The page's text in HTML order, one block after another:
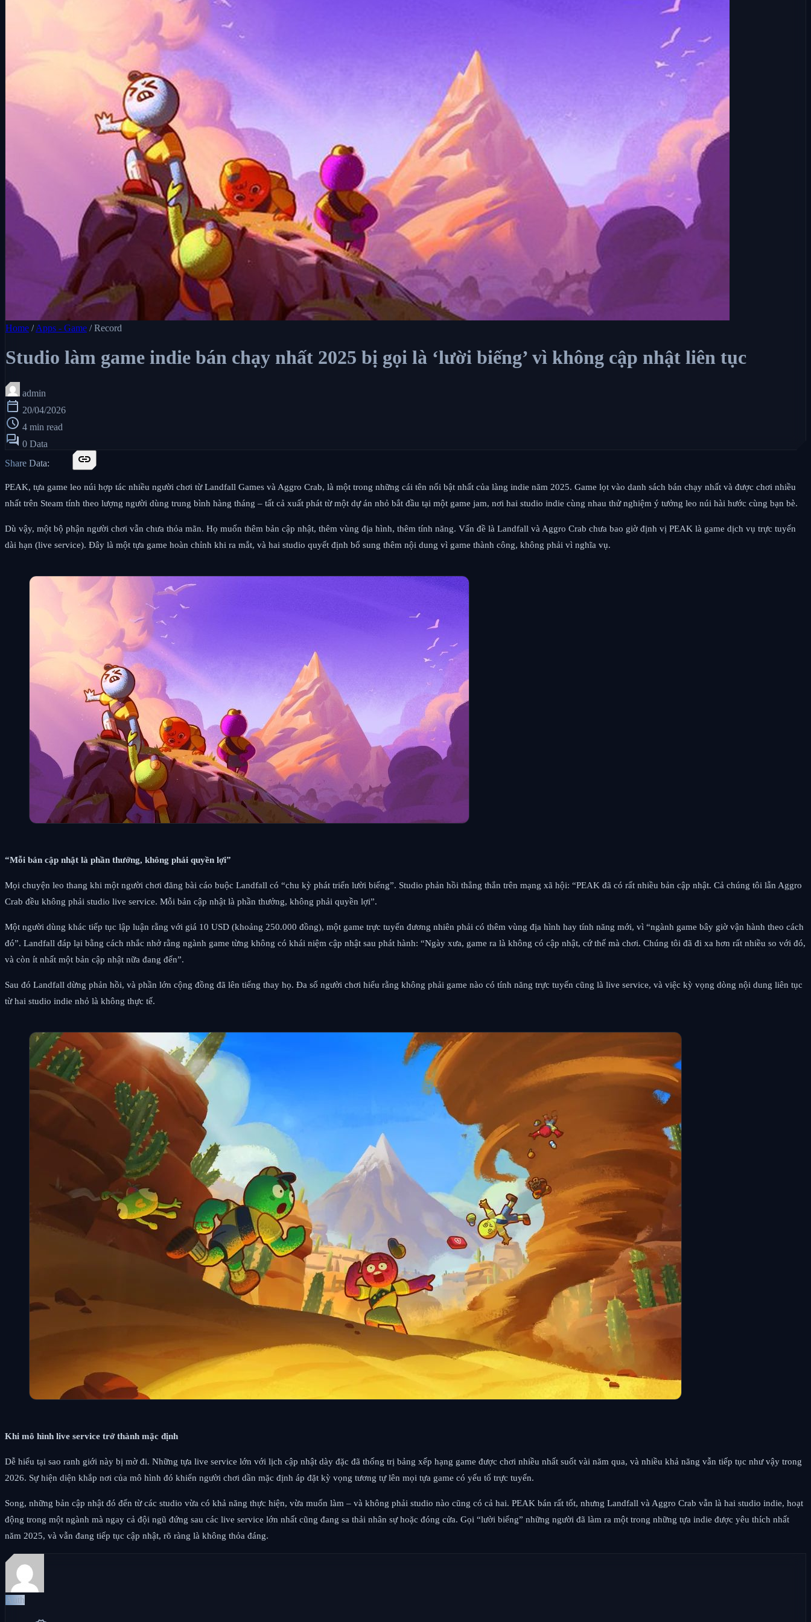
Home / Apps - Game / Record
Studio làm game indie bán chạy nhất 2025 bị gọi là ‘lười biếng’ vì không cập nhật liên tục
admin
calendar_today 20/04/2026
schedule 4 min read
forum 0 Data
Share Data:
link
PEAK, tựa game leo núi hợp tác nhiều người chơi từ Landfall Games và Aggro Crab, là một trong những cái tên nổi bật nhất của làng indie năm 2025. Game lọt vào danh sách bán chạy nhất và được chơi nhiều
nhất trên Steam tính theo lượng người dùng trung bình hàng tháng – tất cả xuất phát từ một dự án nhỏ bắt đầu tại một game jam, nơi hai studio indie cùng nhau thử nghiệm ý tưởng leo núi hài hước cùng bạn bè.
Dù vậy, một bộ phận người chơi vẫn chưa thỏa mãn. Họ muốn thêm bản cập nhật, thêm vùng địa hình, thêm tính năng. Vấn đề là Landfall và Aggro Crab chưa bao giờ định vị PEAK là game dịch vụ trực tuyến
dài hạn (live service). Đây là một tựa game hoàn chỉnh khi ra mắt, và hai studio quyết định bổ sung thêm nội dung vì game thành công, không phải vì nghĩa vụ.
“Mỗi bản cập nhật là phần thưởng, không phải quyền lợi”
Mọi chuyện leo thang khi một người chơi đăng bài cáo buộc Landfall có “chu kỳ phát triển lười biếng”. Studio phản hồi thẳng thắn trên mạng xã hội: “PEAK đã có rất nhiều bản cập nhật. Cả chúng tôi lẫn Aggro
Crab đều không phải studio live service. Mỗi bản cập nhật là phần thưởng, không phải quyền lợi”.
Một người dùng khác tiếp tục lập luận rằng với giá 10 USD (khoảng 250.000 đồng), một game trực tuyến đương nhiên phải có thêm vùng địa hình hay tính năng mới, vì “ngành game bây giờ vận hành theo cách
đó”. Landfall đáp lại bằng cách nhắc nhở rằng ngành game từng không có khái niệm cập nhật sau phát hành: “Ngày xưa, game ra là không có cập nhật, cứ thế mà chơi. Chúng tôi đã đi xa hơn rất nhiều so với đó,
và còn ít nhất một bản cập nhật nữa đang đến”.
Sau đó Landfall dừng phản hồi, và phần lớn cộng đồng đã lên tiếng thay họ. Đa số người chơi hiểu rằng không phải game nào có tính năng trực tuyến cũng là live service, và việc kỳ vọng dòng nội dung liên tục
từ hai studio indie nhỏ là không thực tế.
Khi mô hình live service trở thành mặc định
Dễ hiểu tại sao ranh giới này bị mờ đi. Những tựa live service lớn với lịch cập nhật dày đặc đã thống trị bảng xếp hạng game được chơi nhiều nhất suốt vài năm qua, và nhiều khả năng vẫn tiếp tục như vậy trong
2026. Sự hiện diện khắp nơi của mô hình đó khiến người chơi dần mặc định áp đặt kỳ vọng tương tự lên mọi tựa game có yếu tố trực tuyến.
Song, những bản cập nhật đó đến từ các studio vừa có khả năng thực hiện, vừa muốn làm – và không phải studio nào cũng có cả hai. PEAK bán rất tốt, nhưng Landfall và Aggro Crab vẫn là hai studio indie, hoạt
động trong một ngành mà ngay cả đội ngũ đứng sau các live service lớn nhất cũng đang sa thải nhân sự hoặc đóng cửa. Gọi “lười biếng” những người đã làm ra một trong những tựa indie được yêu thích nhất
năm 2025, và vẫn đang tiếp tục cập nhật, rõ ràng là không thỏa đáng.
Auth